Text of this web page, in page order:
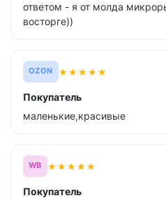
ответом - я от молда
восторге))
OZON ★★★★★
Покупатель
маленькие,красивые
WB ★★★★★
Покупатель